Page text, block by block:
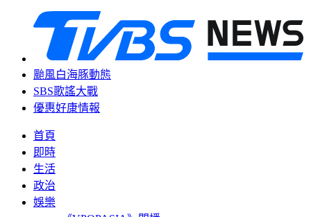
颱風白海豚動態
SBS歌謠大戰
優惠好康情報
首頁
即時
生活
政治
娛樂